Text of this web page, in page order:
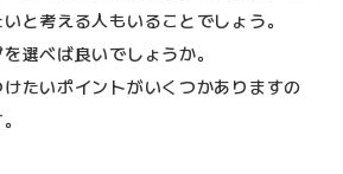
と考える人もいることでしょう。
選べば良いでしょうか。
たいポイントがいくつかありますの